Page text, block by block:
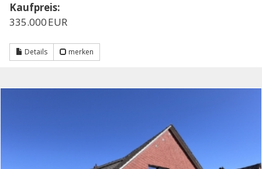
Kaufpreis:
335.000 EUR
Details merken